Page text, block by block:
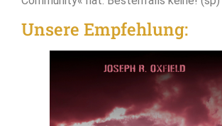
Unsere Empfehlung: